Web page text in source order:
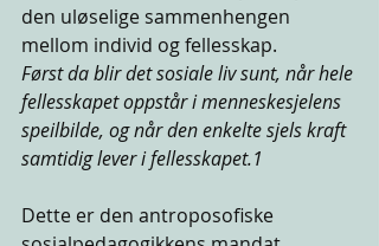
den uløselige sammenhengen
mellom individ og fellesskap.
Først da blir det sosiale liv sunt, når hele
fellesskapet oppstår i menneskesjelens
speilbilde, og når den enkelte sjels kraft
samtidig lever i fellesskapet.1
Dette er den antroposofiske